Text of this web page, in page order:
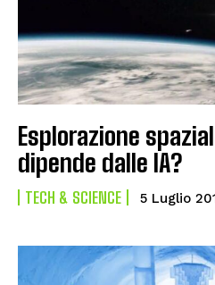
Esplorazione
dipende dalle IA?
TECH & SCIENCE 5 Luglio